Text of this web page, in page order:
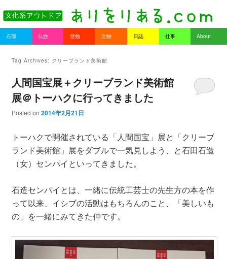
Main menu
Skip to primary content
Skip to secondary content
石部 仏旅 歴勉 生物 日誌 仕事 About
Tag Archives: クリーブランド美術館
人間国宝展＋クリーブランド美術館
展＠トーハクに行ってきました
Posted on 2014年2月21日
トーハクで開催されている「人間国宝」展と「クリーブ
ランド美術館」展をダブルで一気見しよう、と石田石造
（女）センパイといってきました。
石造センパイとは、一緒に伝統工芸士の先生方の本を作
って以来、イシブの活動はもちろんのこと、「美しいも
の」を一緒にみてきた仲です。